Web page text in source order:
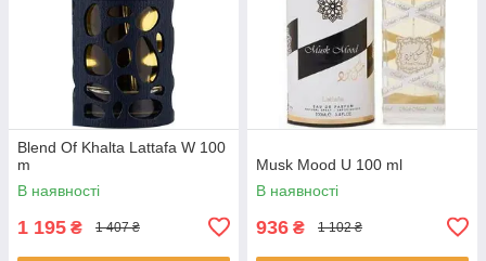
Blend Of Khalta Lattafa W 100
m
В наявності
1 195 ₴ 1 407 ₴
Musk Mood U 100 ml
В наявності
936 ₴ 1 102 ₴